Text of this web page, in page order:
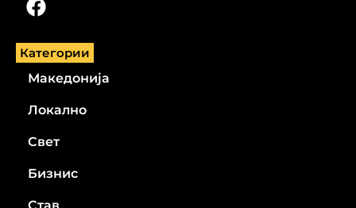
Категории
Македонија
Локално
Свет
Бизнис
Став